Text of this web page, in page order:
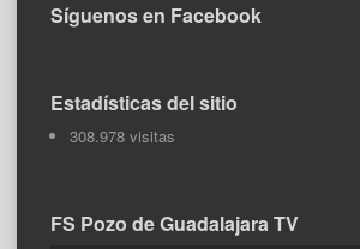
Síguenos en Facebook
Estadísticas del sitio
308.978 visitas
FS Pozo de Guadalajara TV